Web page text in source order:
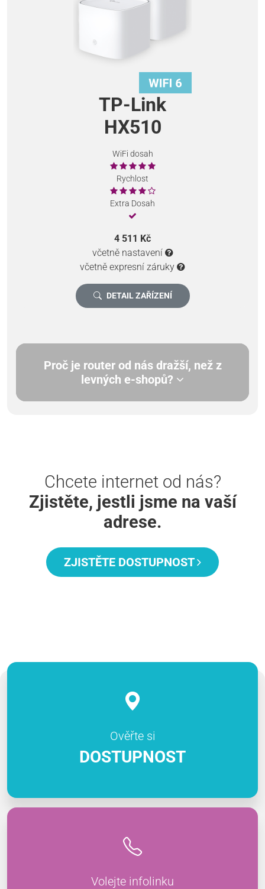
TP-Link
HX510
WiFi dosah
Rychlost
Extra Dosah
4 511 Kč
včetně nastavení
včetně expresní záruky
DETAIL ZAŘÍZENÍ
Proč je router od nás dražší, než z
levných e-shopů?
Chcete internet od nás?
Zjistěte, jestli jsme na vaší
adrese.
ZJISTĚTE DOSTUPNOST
Ověřte si
DOSTUPNOST
Volejte infolinku